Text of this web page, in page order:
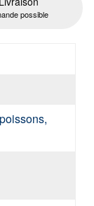
possible